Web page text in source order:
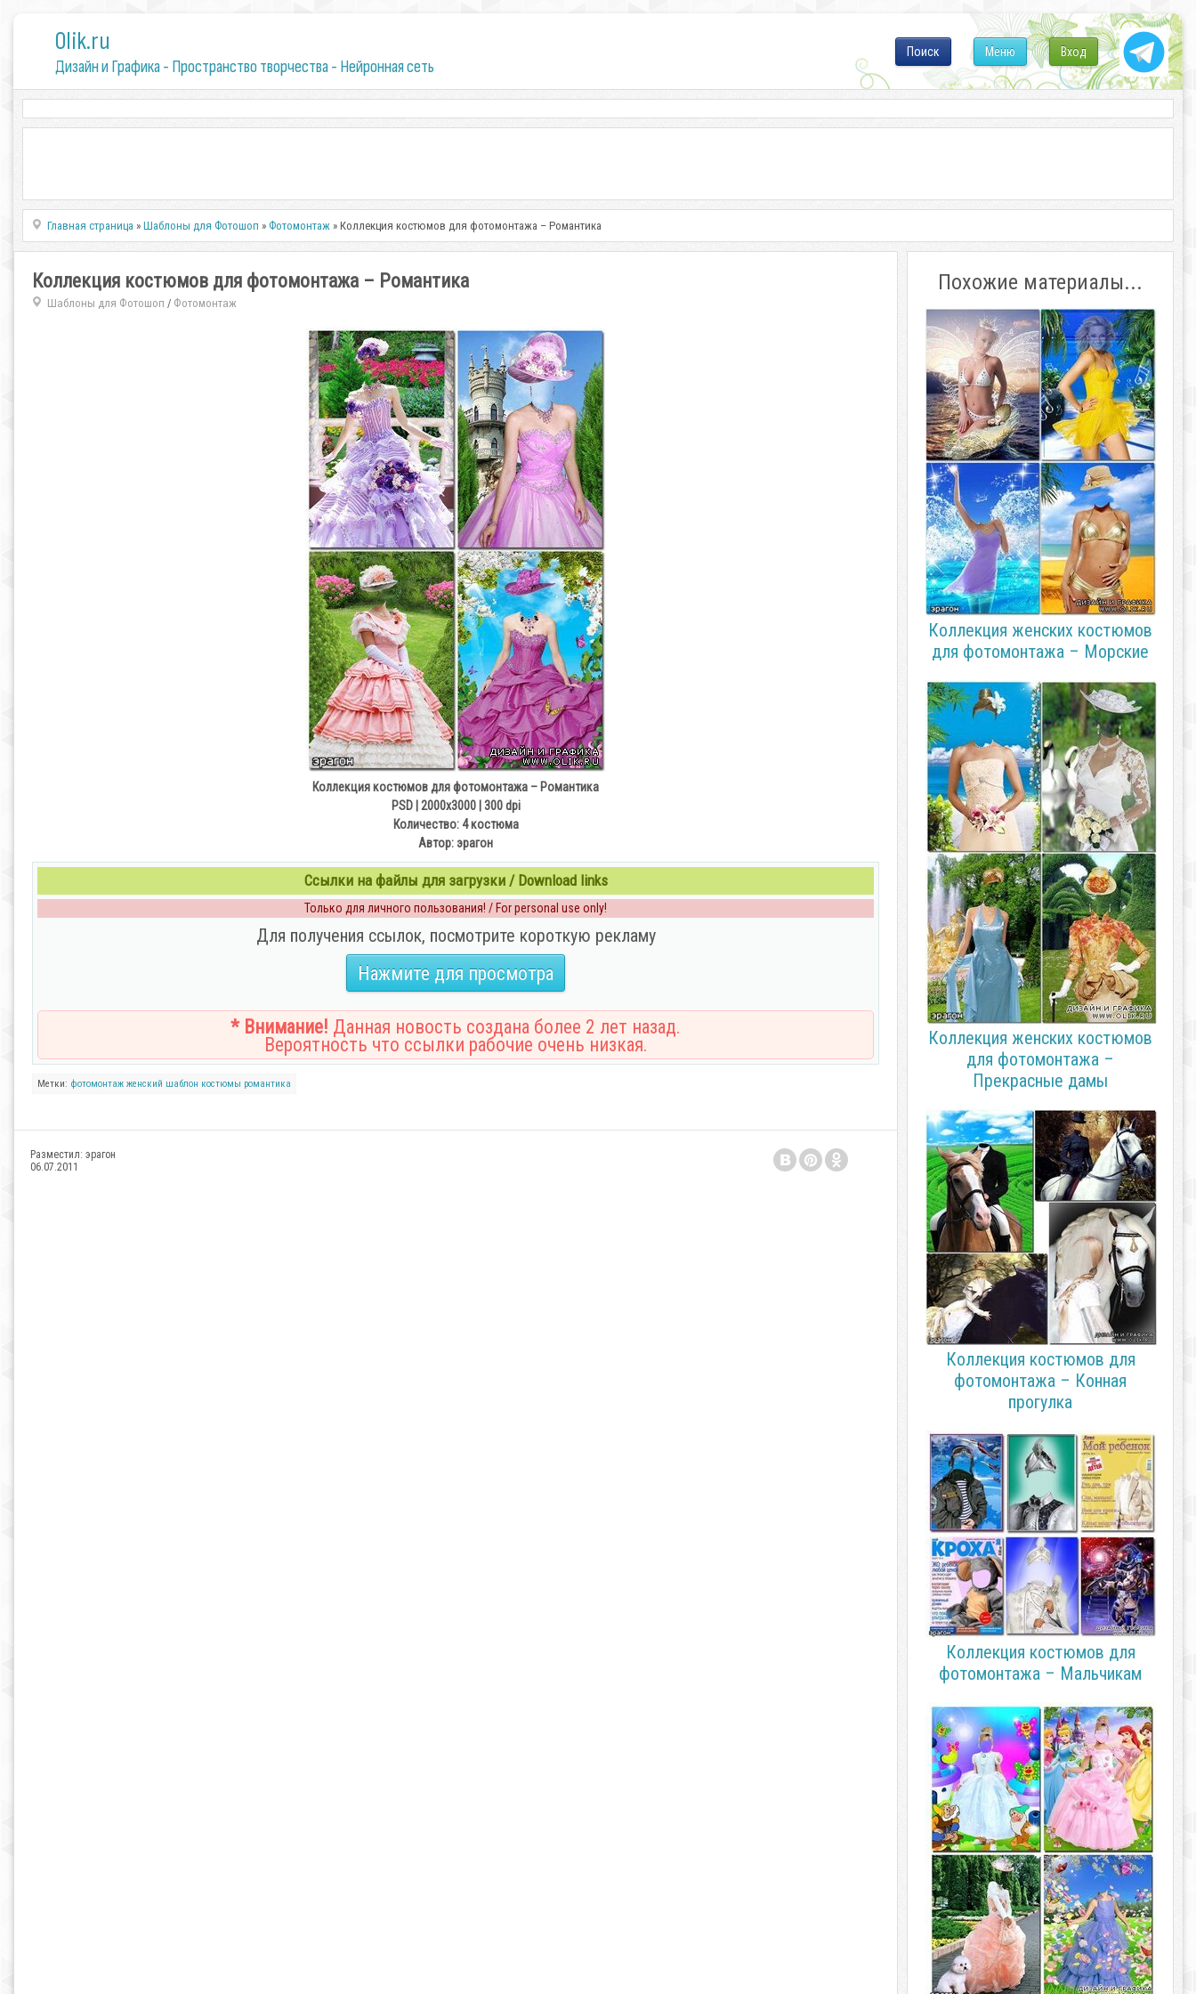
0lik.ru
Дизайн и Графика - Пространство творчества - Нейронная сеть
Вход
Меню
Поиск
Главная страница »Шаблоны для Фотошоп » Фотомонтаж » Коллекция костюмов для фотомонтажа – Романтика
Коллекция костюмов для фотомонтажа – Романтика
Шаблоны для Фотошоп / Фотомонтаж
Коллекция костюмов для фотомонтажа – Романтика
PSD | 2000x3000 | 300 dpi
Количество: 4 костюма
Автор: эрагон
Ссылки на файлы для загрузки / Download links
Только для личного пользования! / For personal use only!
Для получения ссылок, посмотрите короткую рекламу
Нажмите для просмотра
* Внимание! Данная новость создана более 2 лет назад.
Вероятность что ссылки рабочие очень низкая.
Метки: фотомонтаж женский шаблон костюмы романтика
Разместил: эрагон
06.07.2011
Похожие материалы...
Коллекция женских костюмов
для фотомонтажа – Морские
Коллекция женских костюмов
для фотомонтажа –
Прекрасные дамы
Коллекция костюмов для
фотомонтажа – Конная
прогулка
Коллекция костюмов для
фотомонтажа – Мальчикам